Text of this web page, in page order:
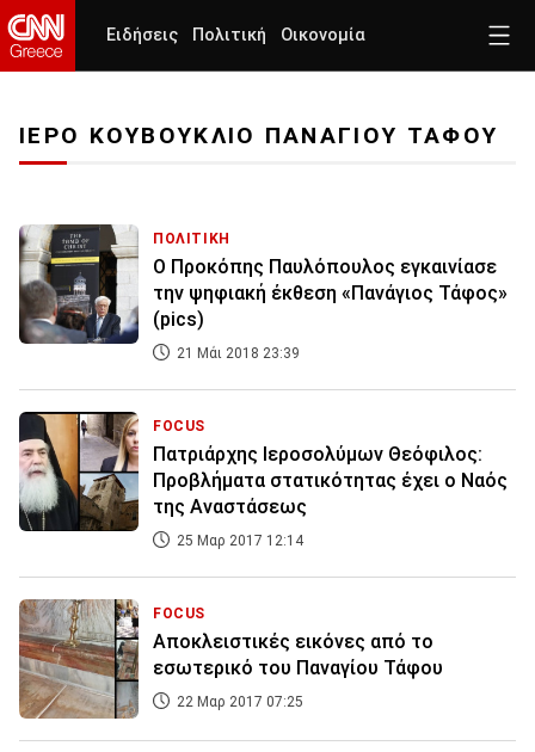
Ειδήσεις Πολιτική Οικονομία
ΙΕΡΟ ΚΟΥΒΟΥΚΛΙΟ ΠΑΝΑΓΙΟΥ ΤΑΦΟΥ
ΠΟΛΙΤΙΚΗ
Ο Προκόπης Παυλόπουλος εγκαινίασε
την ψηφιακή έκθεση «Πανάγιος Τάφος»
(pics)
21 Μάι 2018 23:39
FOCUS
Πατριάρχης Ιεροσολύμων Θεόφιλος:
Προβλήματα στατικότητας έχει ο Ναός
της Αναστάσεως
25 Μαρ 2017 12:14
FOCUS
Aποκλειστικές εικόνες από το
εσωτερικό του Παναγίου Τάφου
22 Μαρ 2017 07:25